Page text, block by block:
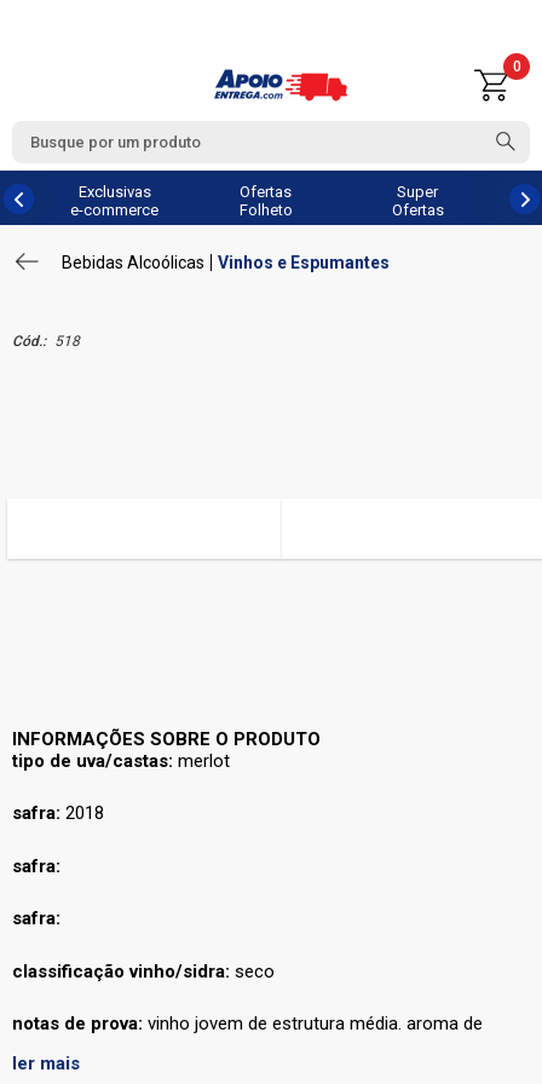
0
Exclusivas
e-commerce
Ofertas
Folheto
Super
Ofertas
Bebidas Alcoólicas Vinhos e Espumantes
Cód.: 518
INFORMAÇÕES SOBRE O PRODUTO
tipo de uva/castas: merlot
safra: 2018
safra:
safra:
classificação vinho/sidra: seco
notas de prova: vinho jovem de estrutura média. aroma de
ler mais